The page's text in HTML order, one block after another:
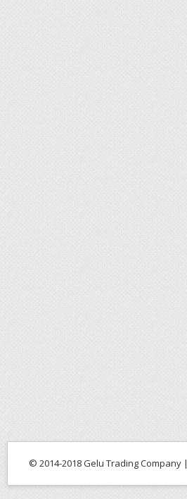
© 2014-2018 Gelu Trading Company |